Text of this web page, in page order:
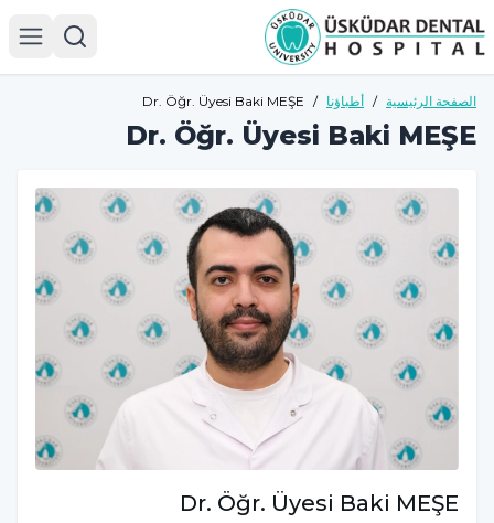
الصفحة الرئيسية / أطباؤنا /
Dr. Öğr. Üyesi Baki MEŞE
Dr. Öğr. Üyesi Baki MEŞE
Dr. Öğr. Üyesi Baki MEŞE